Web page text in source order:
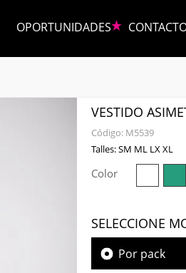
OPORTUNIDADES
VESTIDO
Código: M5539
Talles: SM ML LX XL
Color
SELECCIONE
Por pack